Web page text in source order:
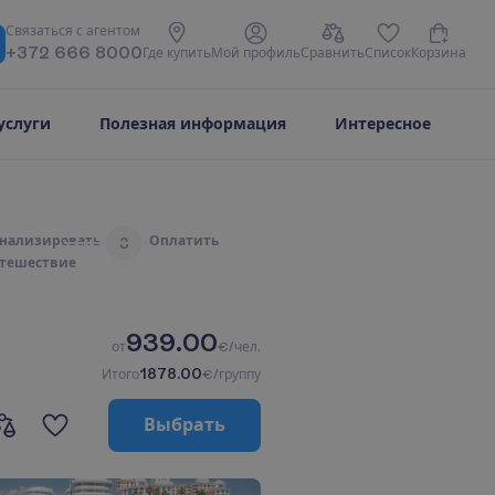
Связаться с агентом
+372 666 8000 Где купить М ой профильСравнитьСписокКорзина
Полезная информация Интересное
ализировать
ешествие
3 Оплатить
от939.00€/чел.
Итого1878.00€/группу
Выбрать